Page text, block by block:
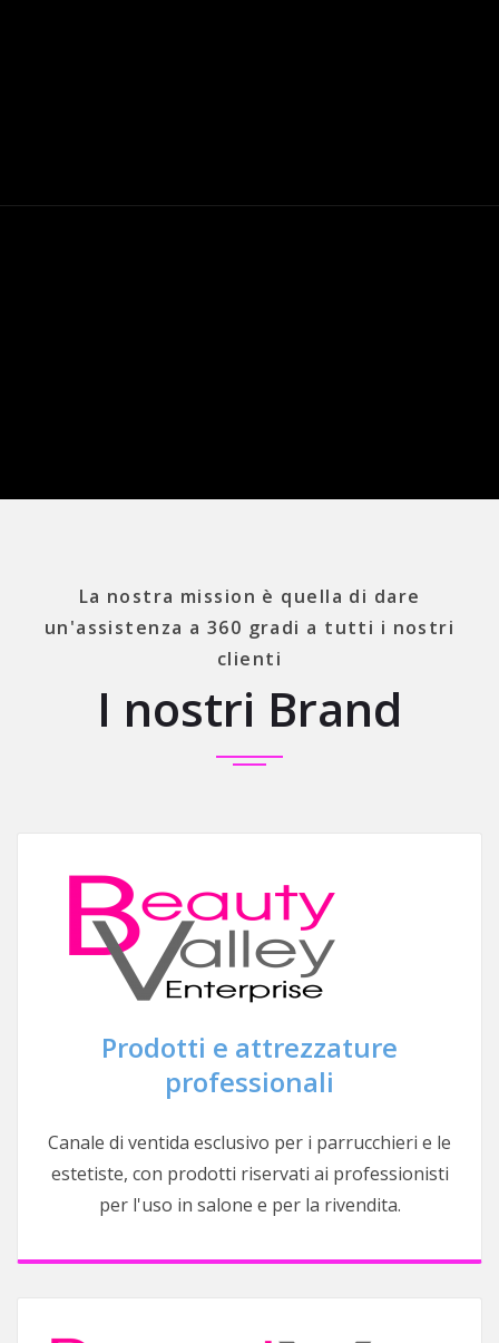
La nostra mission è quella di dare
un'assistenza a 360 gradi a tutti i nostri
clienti
I nostri Brand
Prodotti e attrezzature
professionali
Canale di ventida esclusivo per i parrucchieri e le
estetiste, con prodotti riservati ai professionisti
per l'uso in salone e per la rivendita.